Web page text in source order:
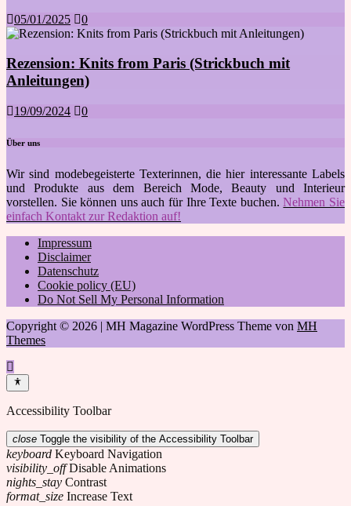
05/01/2025 0
Rezension: Knits from Paris (Strickbuch mit
Anleitungen)
19/09/2024 0
Über uns
Wir sind modebegeisterte Texterinnen, die hier interessante Labels
und Produkte aus dem Bereich Mode, Beauty und Interieur
vorstellen. Sie können uns auch für Ihre Texte buchen. Nehmen Sie
einfach Kontakt zur Redaktion auf!
Impressum
Disclaimer
Datenschutz
Cookie policy (EU)
Do Not Sell My Personal Information
Copyright © 2026 | MH Magazine WordPress Theme von MH
Themes
Accessibility Toolbar
close Toggle the visibility of the Accessibility Toolbar
keyboard Keyboard Navigation
visibility_off Disable Animations
nights_stay Contrast
format_size Increase Text